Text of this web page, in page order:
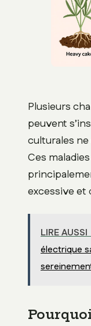
Plusieurs
peuvent
culturales
Ces
excessive et
LIRE AUSSI
électrique